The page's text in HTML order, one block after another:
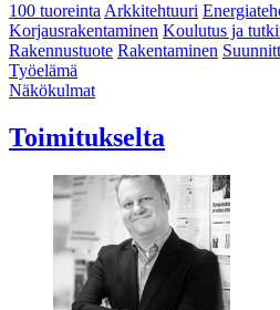
100 tuoreintaArkkitehtuuri
Korjausrakentaminen Koulutus ja
Rakennustuote Rakentaminen
Työelämä
Näkökulmat
Toimitukselta